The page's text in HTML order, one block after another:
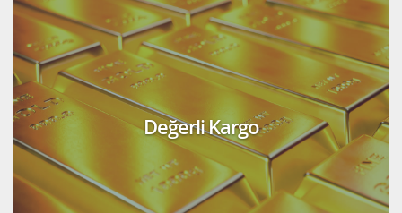
Değerli Kargo